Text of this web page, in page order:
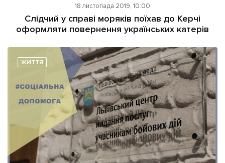
18 листопада 2019, 10:00
Слідчий у справі моряків поїхав до Керчі
оформляти повернення українських катерів
ЖИТТЯ